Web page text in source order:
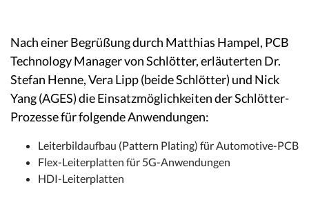
Nach einer Begrüßung durch Matthias Hampel, PCB
Technology Manager von Schlötter, erläuterten Dr.
Stefan Henne, Vera Lipp (beide Schlötter) und Nick
Yang (AGES) die Einsatzmöglichkeiten der Schlötter-
Prozesse für folgende Anwendungen:
Leiterbildaufbau (Pattern Plating) für Automotive-PCB
Flex-Leiterplatten für 5G-Anwendungen
HDI-Leiterplatten